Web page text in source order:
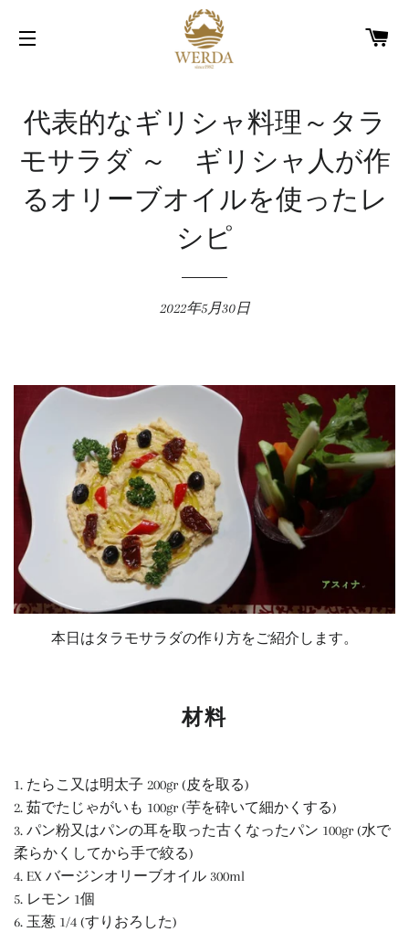
代表的なギリシャ料理～タラ
モサラダ ～ ギリシャ人が作
るオリーブオイルを使ったレ
シピ
2022年5月30日
本日はタラモサラダの作り方をご紹介します。
材料
1. たらこ又は明太子 200gr (皮を取る)
2. 茹でたじゃがいも 100gr (芋を砕いて細かくする)
3. パン粉又はパンの耳を取った古くなったパン 100gr (水で
柔らかくしてから手で絞る)
4. EX バージンオリーブオイル 300ml
5. レモン 1個
6. 玉葱 1/4 (すりおろした)